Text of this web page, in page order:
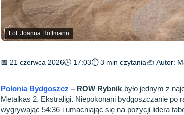
Fot. Joanna Hoffmann
📅 21 czerwca 2026🕒 17:03⏱ 3 min czytania✍️ Autor:
Polonia Bydgoszcz – ROW Rybnik było jednym z
Metalkas 2. Ekstraligi. Niepokonani bydgoszczanie po
wygrywając 54:36 i umacniając się na pozycji lidera